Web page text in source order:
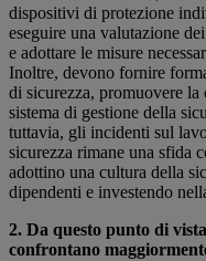
dispositivi di protezione
eseguire una valutazione
e adottare le misure
Inoltre, devono fornire
di sicurezza, promuovere
sistema di gestione della
tuttavia, gli incidenti sul
sicurezza rimane una sfida
adottino una cultura della
dipendenti e investendo
2. Da questo punto di
confrontano